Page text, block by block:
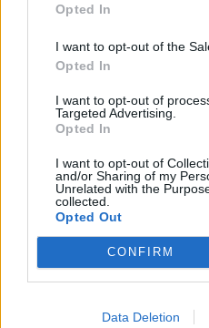
Opted In
I want to opt-out of the
Opted In
I want to opt-out of
Targeted Advertising.
Opted In
I want to opt-out of
and/or Sharing of my
Unrelated with the
collected.
Opted Out
CONFIRM
Data Deletion
Mamy sukces! Udało się w
partyjne, odeszło z partii. Od
Patryk Słowik
Reklama
Reklama